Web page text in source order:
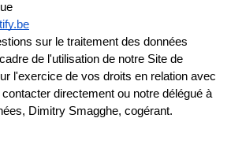
sur le traitement des données
de l'utilisation de notre Site de
l'exercice de vos droits en relation avec
directement ou notre délégué à
Dimitry Smagghe, cogérant.